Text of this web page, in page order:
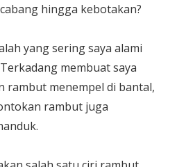
hingga kebotakan?
yang sering saya alami
membuat saya
rambut menempel di bantal,
rambut juga